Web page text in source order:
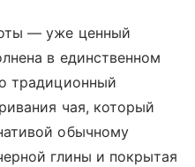
— уже ценный
в единственном
традиционный
чая, который
обычному
глины и покрытая